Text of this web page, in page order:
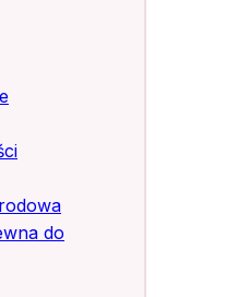
do